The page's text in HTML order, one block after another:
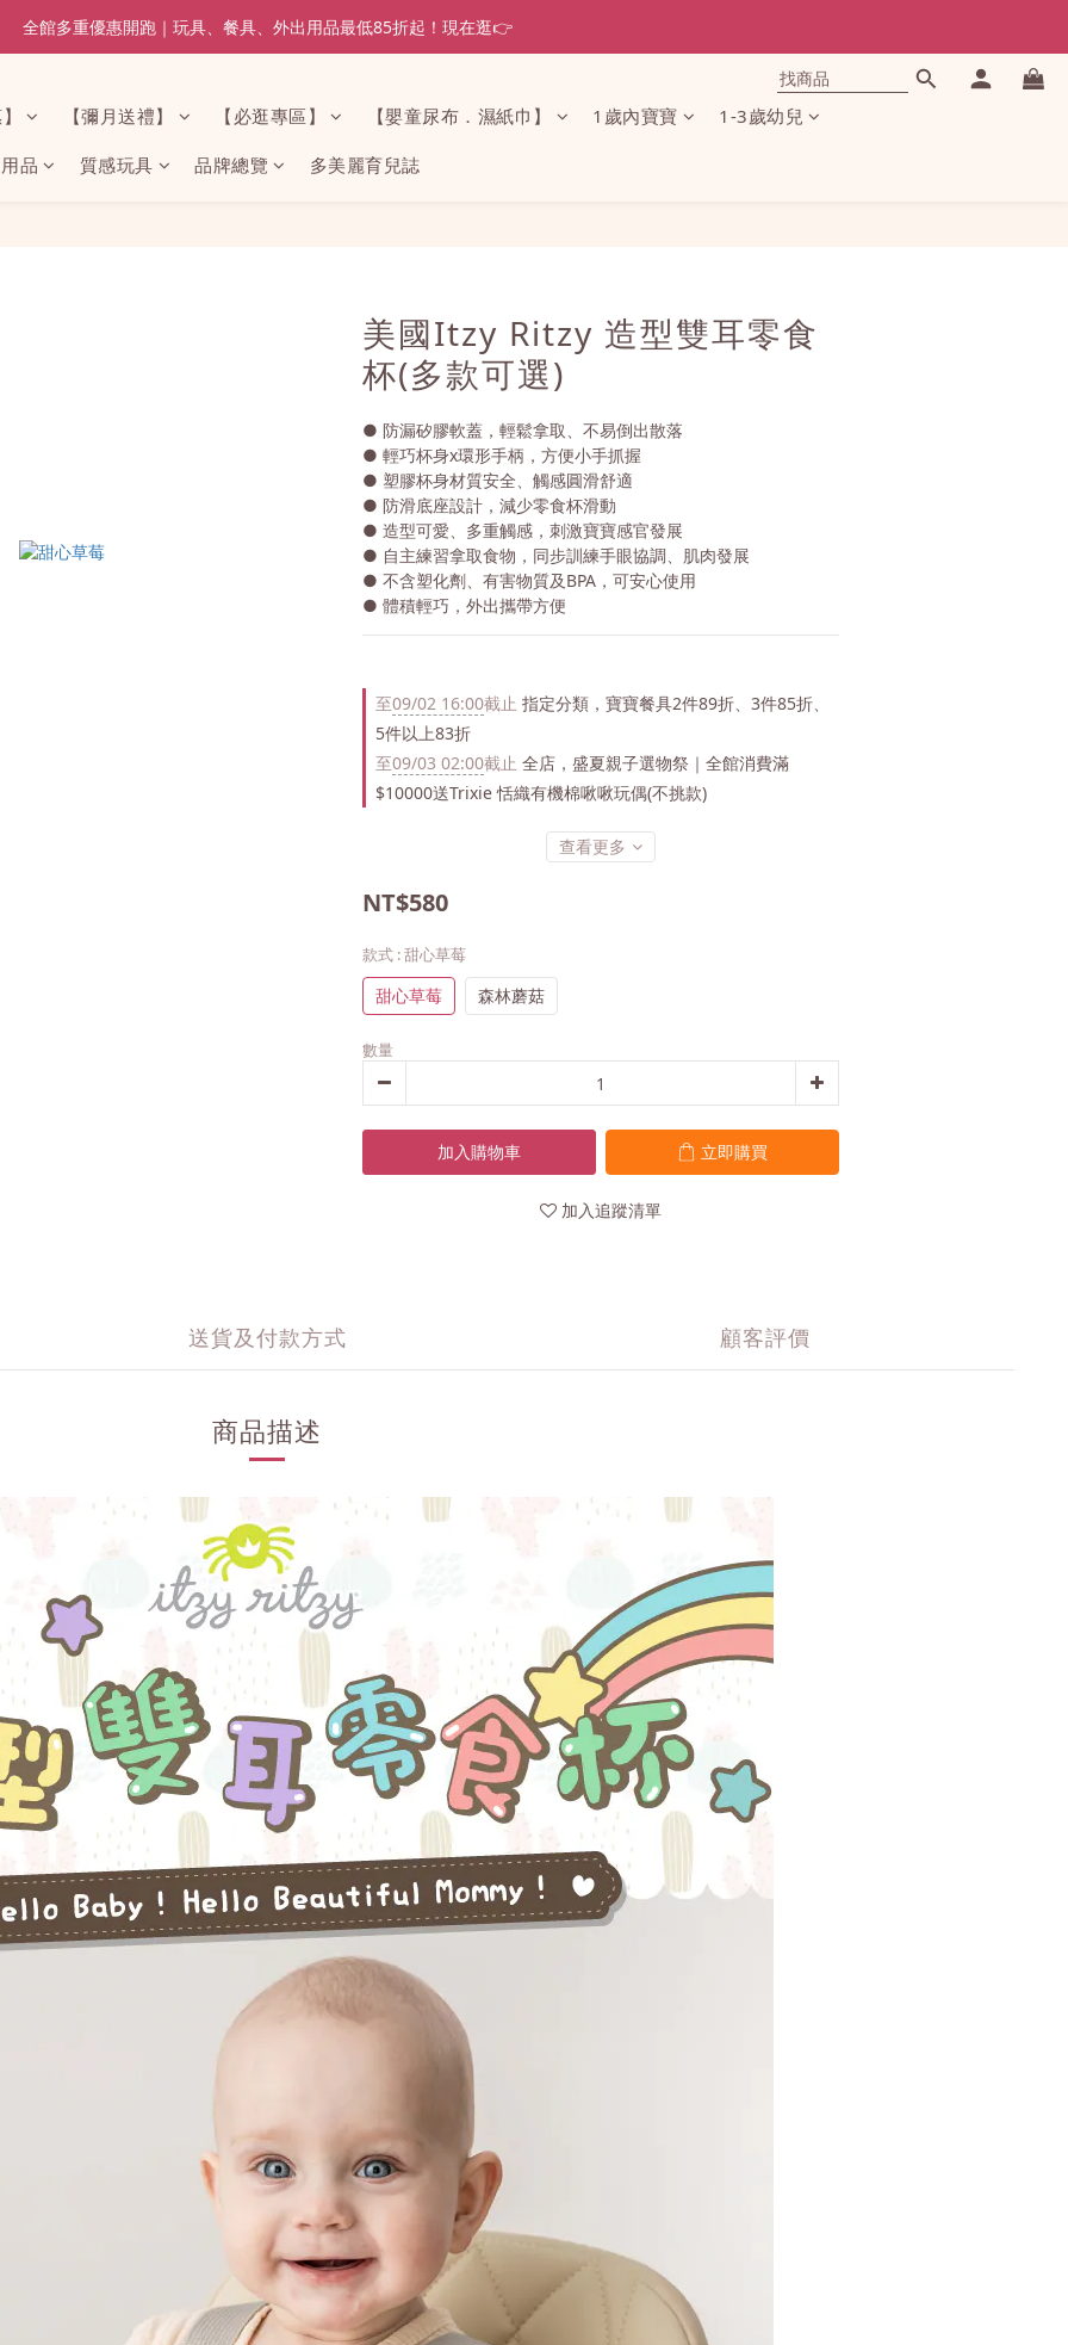
全館多重優惠開跑｜玩具、餐具、外出用品最低85折起！現在逛👉
【彌月送禮】 【必逛專區】 【嬰童尿布．濕紙巾】 1歲內寶寶 1-3歲幼兒
品 質感玩具 品牌總覽 多美麗育兒誌
美國Itzy Ritzy 造型雙耳零食
杯(多款可選)
● 防漏矽膠軟蓋，輕鬆拿取、不易倒出散落
● 輕巧杯身x環形手柄，方便小手抓握
● 塑膠杯身材質安全、觸感圓滑舒適
● 防滑底座設計，減少零食杯滑動
● 造型可愛、多重觸感，刺激寶寶感官發展
● 自主練習拿取食物，同步訓練手眼協調、肌肉發展
● 不含塑化劑、有害物質及BPA，可安心使用
● 體積輕巧，外出攜帶方便
至09/02 16:00截止 指定分類，寶寶餐具2件89折、3件85折、
5件以上83折
至09/03 02:00截止 全店，盛夏親子選物祭｜全館消費滿
$10000送Trixie 恬織有機棉啾啾玩偶(不挑款)
查看更多
NT$580
款式 : 甜心草莓
甜心草莓 森林蘑菇
數量
加入購物車 立即購買
加入追蹤清單
送貨及付款方式 顧客評價
商品描述